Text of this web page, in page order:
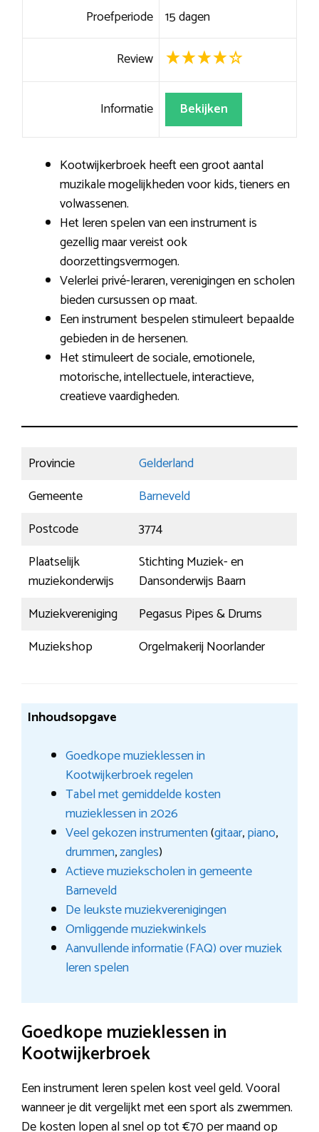
Proefperiode 15 dagen
Review
Informatie Bekijken
Kootwijkerbroek heeft een groot aantal
muzikale mogelijkheden voor kids, tieners en
volwassenen.
Het leren spelen van een instrument is
gezellig maar vereist ook
doorzettingsvermogen.
Velerlei privé-leraren, verenigingen en scholen
bieden cursussen op maat.
Een instrument bespelen stimuleert bepaalde
gebieden in de hersenen.
Het stimuleert de sociale, emotionele,
motorische, intellectuele, interactieve,
creatieve vaardigheden.
Provincie
Gelderland
Gemeente
Barneveld
Postcode
3774
Plaatselijk
muziekonderwijs
Stichting Muziek- en
Dansonderwijs Baarn
Muziekvereniging
Pegasus Pipes & Drums
Muziekshop
Orgelmakerij Noorlander
Inhoudsopgave
Goedkope muzieklessen in
Kootwijkerbroek regelen
Tabel met gemiddelde kosten
muzieklessen in 2026
Veel gekozen instrumenten(gitaar,piano,
drummen,zangles)
Actieve muziekscholen in gemeente
Barneveld
De leukste muziekverenigingen
Omliggende muziekwinkels
Aanvullende informatie (FAQ) over muziek
leren spelen
Goedkope muzieklessen in
Kootwijkerbroek
Een instrument leren spelen kost veel geld. Vooral
wanneer je dit vergelijkt met een sport als zwemmen.
De kosten lopen al snel op tot €70 per maand op